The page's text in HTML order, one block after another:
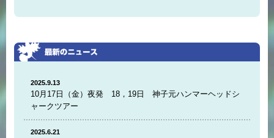
2025.9.13
10月17日（金）夜発 18，19日 神子元ハンマーヘッドシ
ャークツアー
2025.6.21